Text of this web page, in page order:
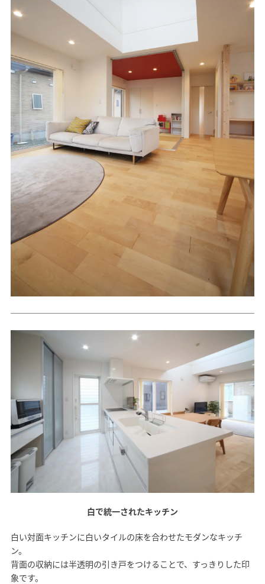
白で統一されたキッチン
白い対面キッチンに白いタイルの床を合わせたモダンなキッチ
ン。
背面の収納には半透明の引き戸をつけることで、すっきりした印
象です。